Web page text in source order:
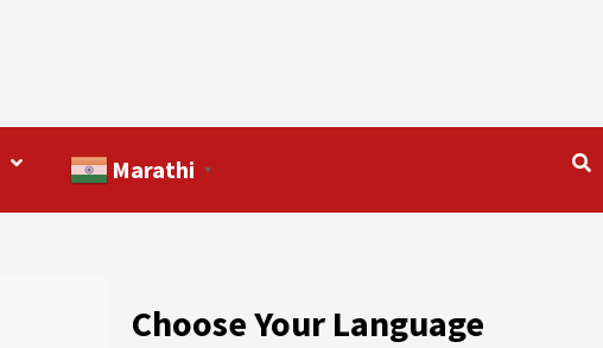
Marathi ▼
Choose Your Language